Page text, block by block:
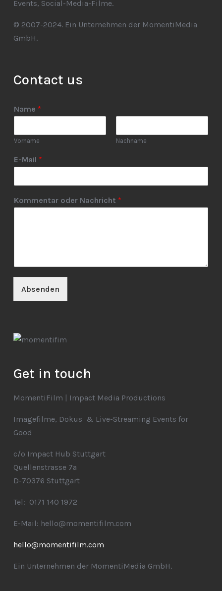
Events, Social-Media-Filme.
© 2007-2024. Ein Unternehmen der MomentiMedia
GmbH.
Contact us
Name *
Vorname Nachname
E-Mail *
Kommentar oder Nachricht *
Absenden
Get in touch
MomentiFilm | Impact Media Productions
Imagefilme, Dokus & Live-Streaming Events for
Good
c/o Impact Hub Stuttgart
Quellenstrasse 7a
D-70376 Stuttgart
Tel: 0171 140 1972
E-Mail: hello@momentifilm.com
hello@momentifilm.com
Ein Unternehmen der MomentiMedia GmbH.